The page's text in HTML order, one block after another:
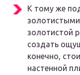
К тому же
золотистой
создать
конечно,
настенной